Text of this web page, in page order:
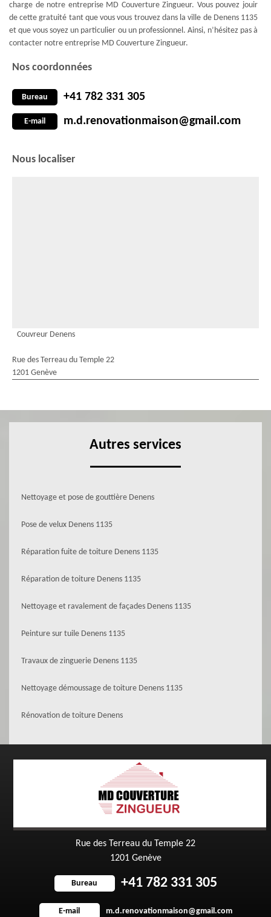
charge de notre entreprise MD Couverture Zingueur. Vous pouvez jouir
de cette gratuité tant que vous vous trouvez dans la ville de Denens 1135
et que vous soyez un particulier ou un professionnel. Ainsi, n’hésitez pas à
contacter notre entreprise MD Couverture Zingueur.
Nos coordonnées
Bureau +41 782 331 305
E-mail m.d.renovationmaison@gmail.com
Nous localiser
Couvreur Denens
Rue des Terreau du Temple 22
1201 Genève
Autres services
Nettoyage et pose de gouttière Denens
Pose de velux Denens 1135
Réparation fuite de toiture Denens 1135
Réparation de toiture Denens 1135
Nettoyage et ravalement de façades Denens 1135
Peinture sur tuile Denens 1135
Travaux de zinguerie Denens 1135
Nettoyage démoussage de toiture Denens 1135
Rénovation de toiture Denens
Rue des Terreau du Temple 22
1201 Genève
Bureau +41 782 331 305
E-mail m.d.renovationmaison@gmail.com